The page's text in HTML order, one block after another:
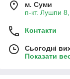
м. Суми
п-кт. Лушпи
Контакти
Сьогодні
Показати